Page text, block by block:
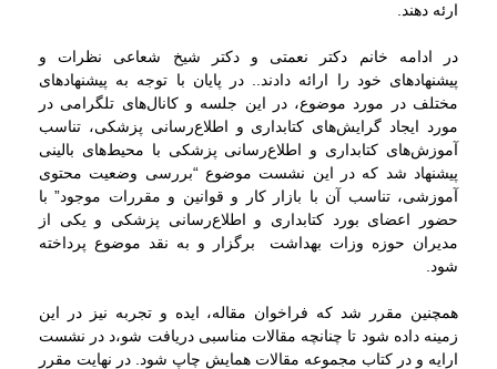
ارئه دهند.
در ادامه خانم دکتر نعمتی و دکتر شیخ شعاعی نظرات و
پیشنهادهای خود را ارائه دادند.. در پایان با توجه به پیشنهادهای
مختلف در مورد موضوع، در این جلسه و کانال‌های تلگرامی در
مورد ایجاد گرایش‌های کتابداری و اطلاع‌رسانی پزشکی، تناسب
آموزش‌های کتابداری و اطلاع‌رسانی پزشکی با محیط‌های بالینی
پیشنهاد شد که در این نشست موضوع “بررسی وضعیت محتوی
آموزشی، تناسب آن با بازار کار و قوانین و مقررات موجود” با
حضور اعضای بورد کتابداری و اطلاع‌رسانی پزشکی و یکی از
مدیران حوزه وزات بهداشت برگزار و به نقد موضوع پرداخته
شود.
همچنین مقرر شد که فراخوان مقاله، ایده و تجربه نیز در این
زمینه داده شود تا چنانچه مقالات مناسبی دریافت شو،د در نشست
ارایه و در کتاب مجموعه مقالات همایش چاپ شود. در نهایت مقرر